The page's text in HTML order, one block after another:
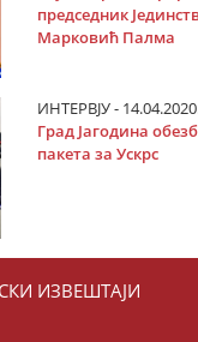
председник
Марковић Палма
ИНТЕРВЈУ -
Град Јагодина
пакета за Ускрс
ИЗВЕШТАЈИ